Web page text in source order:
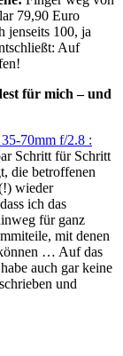
79,90 Euro
jenseits 100, ja
Auf
für mich – und
70mm f/2.8 :
Schritt für Schritt
die betroffenen
wieder
ich das
für ganz
mit denen
… Auf das
auch gar keine
und